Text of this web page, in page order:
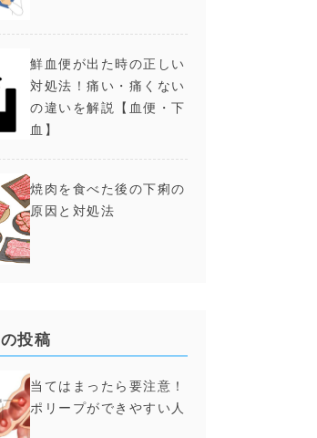
鮮血便が出た時の正しい
対処法！痛い・痛くない
の違いを解説【血便・下
血】
焼肉を食べた後の下痢の
原因と対処法
投稿
当てはまったら要注意！
ポリープができやすい人